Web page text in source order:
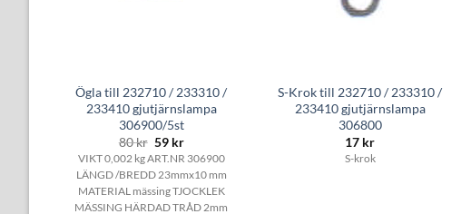
Ögla till 232710 / 233310 /
233410 gjutjärnslampa
306900/5st
80kr Det
ursprungliga
priset
var:
80 kr.
59 krDet
nuvarande
priset
är:
59 kr.
VIKT 0,002 kg ART.NR 306900
LÄNGD /BREDD 23mmx10 mm
MATERIAL mässing TJOCKLEK
MÄSSING HÄRDAD TRÅD 2mm
S-Krok till 232710 / 233310 /
233410 gjutjärnslampa
306800
17 kr
S-krok